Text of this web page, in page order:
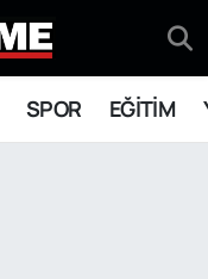
SPOR EĞİTİM